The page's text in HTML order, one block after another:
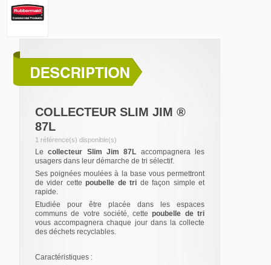
COLLECTEUR SLIM JIM ®
87L
1 référence(s) disponible(s)
Lecollecteur Slim Jim 87L accompagnera les
usagers dans leur démarche de tri sélectif.
Ses poignées moulées à la base vous permettront
de vider cettepoubelle de tri de façon simple et
rapide.
Etudiée pour être placée dans les espaces
communs de votre société, cettepoubelle de tri
vous accompagnera chaque jour dans la collecte
des déchets recyclables.
Caractéristiques :